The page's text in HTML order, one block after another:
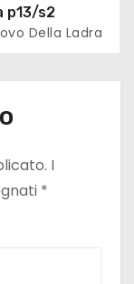
p13/s2
Della Ladra
I
*